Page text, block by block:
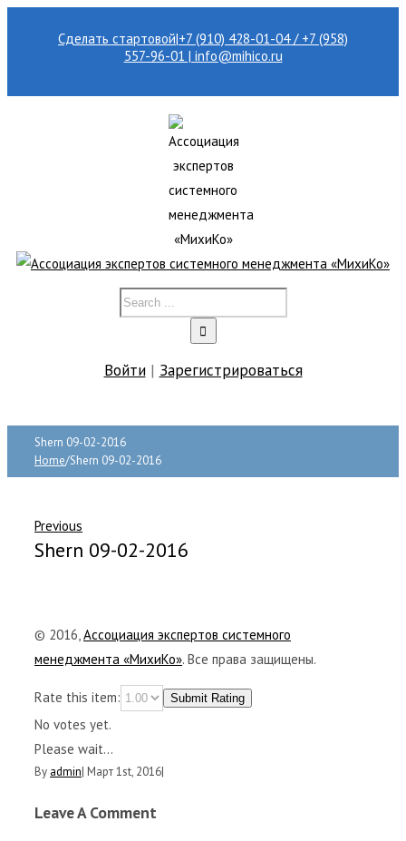
Сделать стартовой|+7 (910) 428-01-04 / +7 (958)
557-96-01 | info@mihico.ru
Войти| Зарегистрироваться
Shern 09-02-2016
Home/Shern 09-02-2016
Previous
Shern 09-02-2016
© 2016,Ассоциация экспертов системного
менеджмента «МихиКо». Все права защищены.
Rate this item: Submit Rating
No votes yet.
Please wait...
By admin| Март 1st, 2016|
Leave A Comment